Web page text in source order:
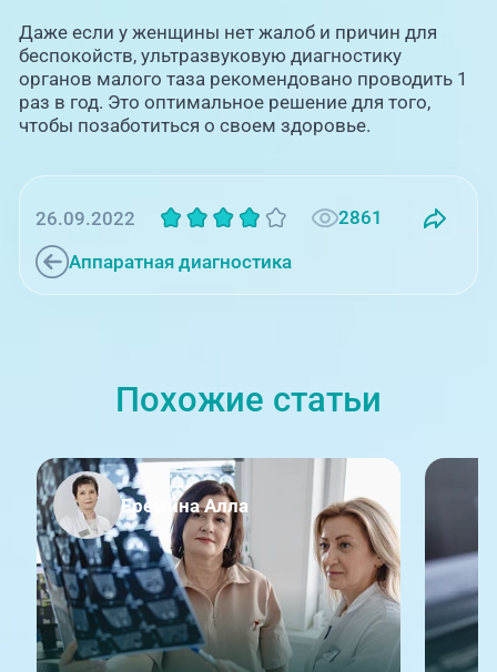
Даже если у женщины нет жалоб и причин для
беспокойств, ультразвуковую диагностику
органов малого таза рекомендовано проводить 1
раз в год. Это оптимальное решение для того,
чтобы позаботиться о своем здоровье.
Аппаратная диагностика
26.09.2022 2861
Похожие статьи
Еремина Алла